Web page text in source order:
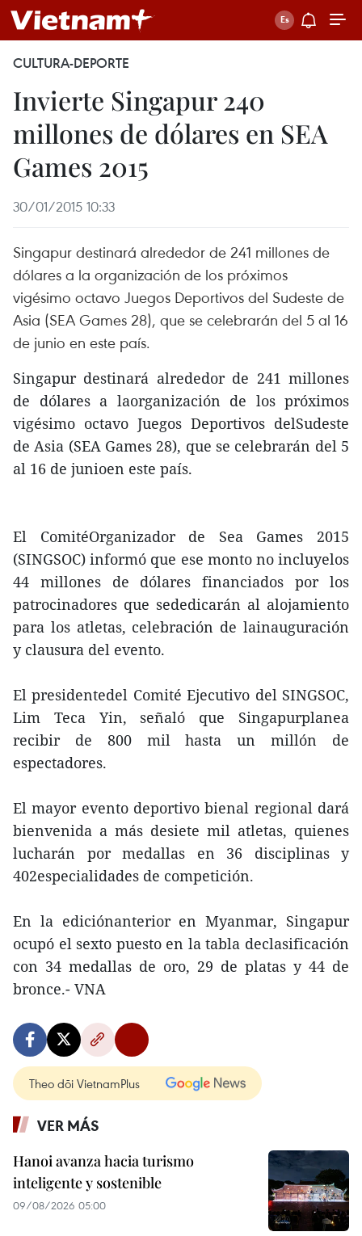
CULTURA-DEPORTE
Invierte Singapur 240
millones de dólares en SEA
Games 2015
30/01/2015 10:33
Singapur destinará alrededor de 241 millones de
dólares a la organización de los próximos
vigésimo octavo Juegos Deportivos del Sudeste de
Asia (SEA Games 28), que se celebrarán del 5 al 16
de junio en este país.
Singapur destinará alrededor de 241 millones
de dólares a laorganización de los próximos
vigésimo octavo Juegos Deportivos delSudeste
de Asia (SEA Games 28), que se celebrarán del 5
al 16 de junioen este país.
El ComitéOrganizador de Sea Games 2015
(SINGSOC) informó que ese monto no incluyelos
44 millones de dólares financiados por los
patrocinadores que sededicarán al alojamiento
para los atletas, celebración de lainauguración
y clausura del evento.
El presidentedel Comité Ejecutivo del SINGSOC,
Lim Teca Yin, señaló que Singapurplanea
recibir de 800 mil hasta un millón de
espectadores.
El mayor evento deportivo bienal regional dará
bienvenida a más desiete mil atletas, quienes
lucharán por medallas en 36 disciplinas y
402especialidades de competición.
En la ediciónanterior en Myanmar, Singapur
ocupó el sexto puesto en la tabla declasificación
con 34 medallas de oro, 29 de platas y 44 de
bronce.- VNA
Theo dõi VietnamPlus
VER MÁS
Hanoi avanza hacia turismo
inteligente y sostenible
09/08/2026 05:00